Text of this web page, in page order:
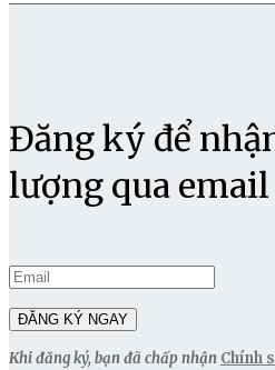
Đăng ký để
lượng qua email
Khi đăng ký, bạn đã chấp nhận Chính